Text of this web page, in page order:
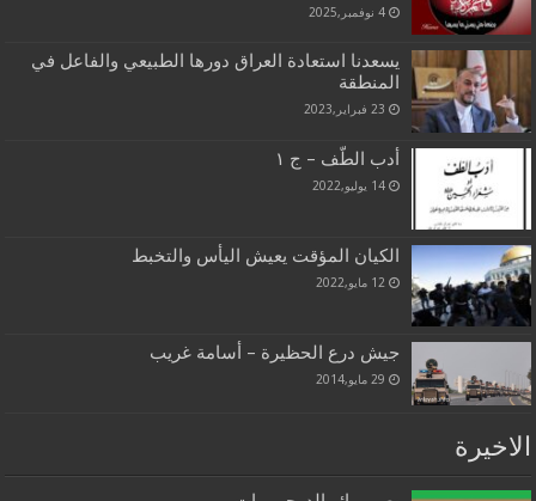
4 نوفمبر,2025
يسعدنا استعادة العراق دورها الطبيعي والفاعل في
المنطقة
23 فبراير,2023
أدب الطّف – ج ١
14 يوليو,2022
الكيان المؤقت يعيش اليأس والتخبط
12 مايو,2022
جيش درع الحظيرة – أسامة غريب
29 مايو,2014
الاخيرة